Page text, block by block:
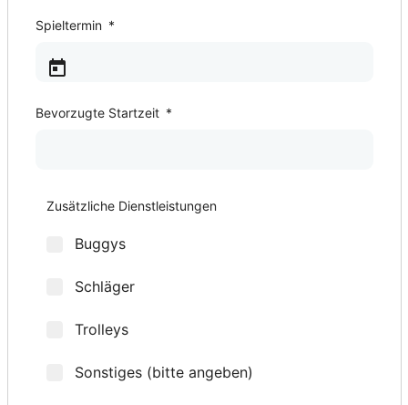
Spieltermin *
Bevorzugte Startzeit *
2. Spieltermin*
Bevorzugte Startzeit *
3. Spieltermin*
Bevorzugte Startzeit *
4. Spieltermin*
Bevorzugte Startzeit *
5. Spieltermin*
Bevorzugte Startzeit *
Zusätzliche Dienstleistungen
Buggys
Schläger
Trolleys
Sonstiges (bitte angeben)